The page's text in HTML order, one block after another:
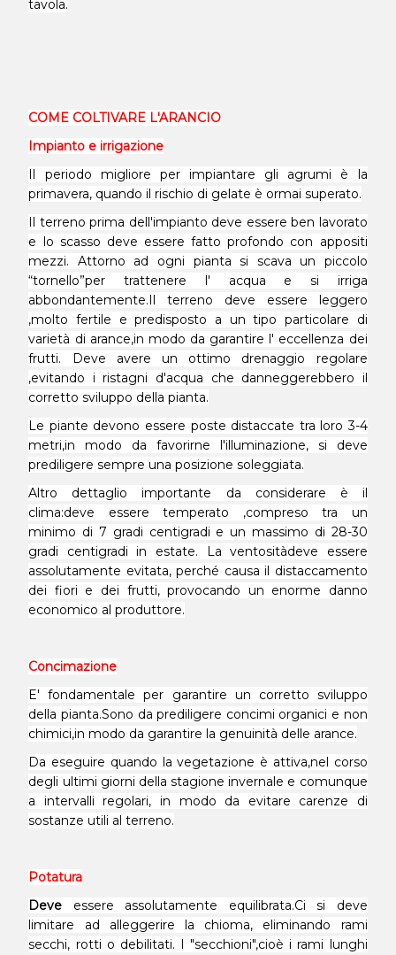
tavola.
COME COLTIVARE L'ARANCIO
Impianto e irrigazione
Il periodo migliore per impiantare gli agrumi è la
primavera, quando il rischio di gelate è ormai superato.
Il terreno prima dell'impianto deve essere ben lavorato
e lo scasso deve essere fatto profondo con appositi
mezzi. Attorno ad ogni pianta si scava un piccolo
“tornello”per trattenere l' acqua e si irriga
abbondantemente.Il terreno deve essere leggero
,molto fertile e predisposto a un tipo particolare di
varietà di arance,in modo da garantire l' eccellenza dei
frutti. Deve avere un ottimo drenaggio regolare
,evitando i ristagni d'acqua che danneggerebbero il
corretto sviluppo della pianta.
Le piante devono essere poste distaccate tra loro 3-4
metri,in modo da favorirne l'illuminazione, si deve
prediligere sempre una posizione soleggiata.
Altro dettaglio importante da considerare è il
clima:deve essere temperato ,compreso tra un
minimo di 7 gradi centigradi e un massimo di 28-30
gradi centigradi in estate. La ventositàdeve essere
assolutamente evitata, perché causa il distaccamento
dei fiori e dei frutti, provocando un enorme danno
economico al produttore.
Concimazione
E' fondamentale per garantire un corretto sviluppo
della pianta.Sono da prediligere concimi organici e non
chimici,in modo da garantire la genuinità delle arance.
Da eseguire quando la vegetazione è attiva,nel corso
degli ultimi giorni della stagione invernale e comunque
a intervalli regolari, in modo da evitare carenze di
sostanze utili al terreno.
Potatura
Deve essere assolutamente equilibrata.Ci si deve
limitare ad alleggerire la chioma, eliminando rami
secchi, rotti o debilitati. I "secchioni",cioè i rami lunghi